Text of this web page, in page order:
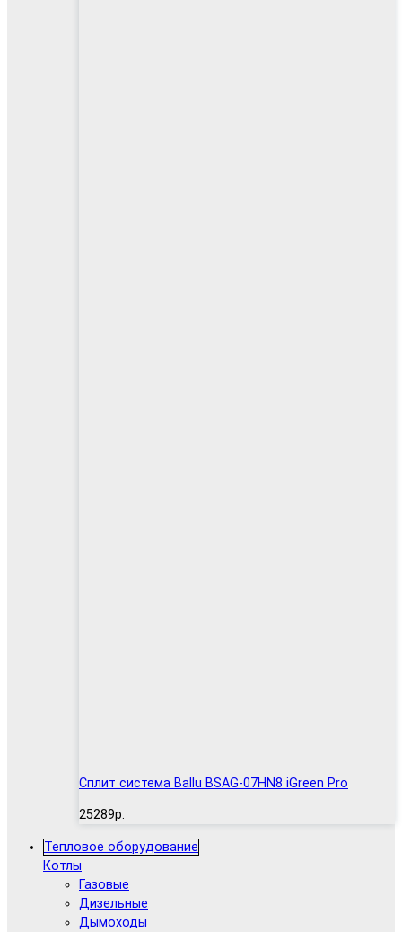
Сплит система Ballu BSAG-07HN8 iGreen Pro
25289р.
Тепловое оборудование
Котлы
Газовые
Дизельные
Дымоходы